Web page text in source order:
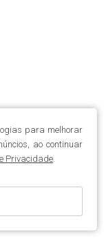
para melhorar
ao continuar
Privacidade.